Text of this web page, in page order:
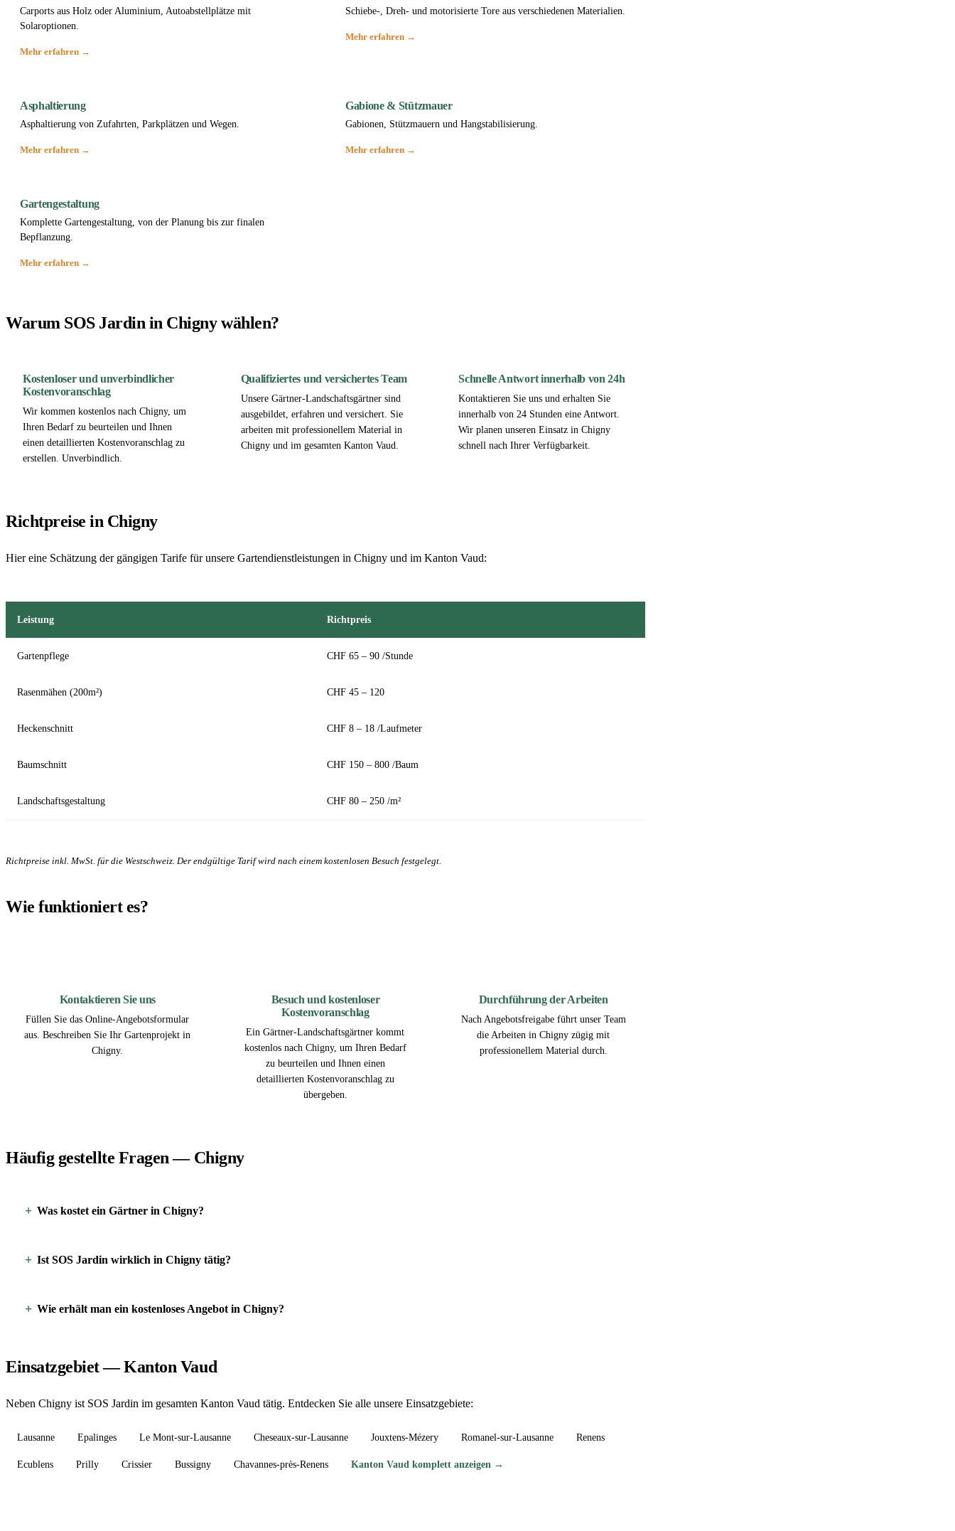
Carports aus Holz oder Aluminium, Autoabstellplätze mit
Solaroptionen.
Mehr erfahren →
Schiebe-, Dreh- und motorisierte Tore aus verschiedenen Materialien.
Mehr erfahren →
Asphaltierung
Asphaltierung von Zufahrten, Parkplätzen und Wegen.
Mehr erfahren →
Gabione & Stützmauer
Gabionen, Stützmauern und Hangstabilisierung.
Mehr erfahren →
Gartengestaltung
Komplette Gartengestaltung, von der Planung bis zur finalen
Bepflanzung.
Mehr erfahren →
Warum SOS Jardin in Chigny wählen?
Kostenloser und unverbindlicher
Kostenvoranschlag
Wir kommen kostenlos nach Chigny, um
Ihren Bedarf zu beurteilen und Ihnen
einen detaillierten Kostenvoranschlag zu
erstellen. Unverbindlich.
Qualifiziertes und versichertes Team
Unsere Gärtner-Landschaftsgärtner sind
ausgebildet, erfahren und versichert. Sie
arbeiten mit professionellem Material in
Chigny und im gesamten Kanton Vaud.
Schnelle Antwort innerhalb von 24h
Kontaktieren Sie uns und erhalten Sie
innerhalb von 24 Stunden eine Antwort.
Wir planen unseren Einsatz in Chigny
schnell nach Ihrer Verfügbarkeit.
Richtpreise in Chigny
Hier eine Schätzung der gängigen Tarife für unsere Gartendienstleistungen in Chigny und im Kanton Vaud:
Leistung Richtpreis
Gartenpflege CHF 65 – 90 /Stunde
Rasenmähen (200m²) CHF 45 – 120
Heckenschnitt CHF 8 – 18 /Laufmeter
Baumschnitt CHF 150 – 800 /Baum
Landschaftsgestaltung CHF 80 – 250 /m²
Richtpreise inkl. MwSt. für die Westschweiz. Der endgültige Tarif wird nach einem kostenlosen Besuch festgelegt.
Wie funktioniert es?
Kontaktieren Sie uns
Füllen Sie das Online-Angebotsformular
aus. Beschreiben Sie Ihr Gartenprojekt in
Chigny.
Besuch und kostenloser
Kostenvoranschlag
Ein Gärtner-Landschaftsgärtner kommt
kostenlos nach Chigny, um Ihren Bedarf
zu beurteilen und Ihnen einen
detaillierten Kostenvoranschlag zu
übergeben.
Durchführung der Arbeiten
Nach Angebotsfreigabe führt unser Team
die Arbeiten in Chigny zügig mit
professionellem Material durch.
Häufig gestellte Fragen — Chigny
Was kostet ein Gärtner in Chigny?
Ist SOS Jardin wirklich in Chigny tätig?
Wie erhält man ein kostenloses Angebot in Chigny?
Einsatzgebiet — Kanton Vaud
Neben Chigny ist SOS Jardin im gesamten Kanton Vaud tätig. Entdecken Sie alle unsere Einsatzgebiete:
Lausanne Epalinges Le Mont-sur-Lausanne Cheseaux-sur-Lausanne Jouxtens-Mézery Romanel-sur-Lausanne Renens
Ecublens Prilly Crissier Bussigny Chavannes-près-Renens Kanton Vaud komplett anzeigen →